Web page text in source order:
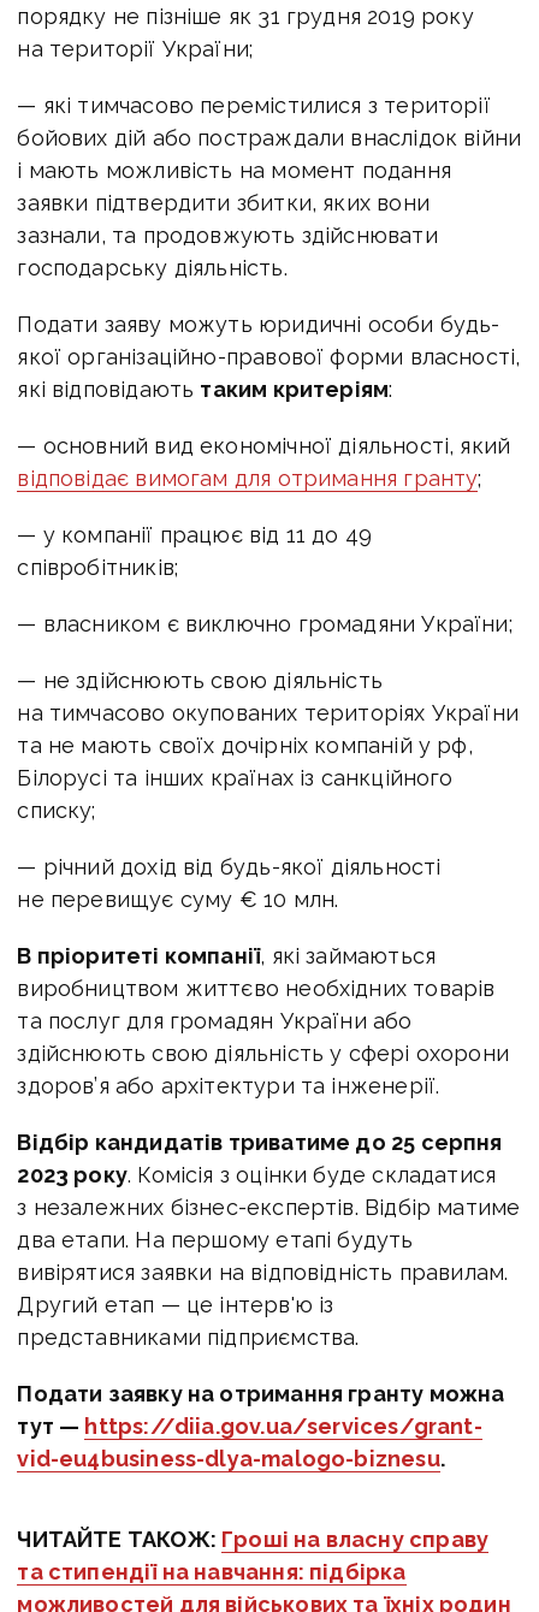
порядку не пізніше як 31 грудня 2019 року
на території України;
— які тимчасово перемістилися з території
бойових дій або постраждали внаслідок війни
і мають можливість на момент подання
заявки підтвердити збитки, яких вони
зазнали, та продовжують здійснювати
господарську діяльність.
Подати заяву можуть юридичні особи будь-
якої організаційно-правової форми власності,
які відповідають таким критеріям:
— основний вид економічної діяльності, який
відповідає вимогам для отримання гранту;
— у компанії працює від 11 до 49
співробітників;
— власником є виключно громадяни України;
— не здійснюють свою діяльність
на тимчасово окупованих територіях України
та не мають своїх дочірніх компаній у рф,
Білорусі та інших країнах із санкційного
списку;
— річний дохід від будь-якої діяльності
не перевищує суму € 10 млн.
В пріоритеті компанії, які займаються
виробництвом життєво необхідних товарів
та послуг для громадян України або
здійснюють свою діяльність у сфері охорони
здоров’я або архітектури та інженерії.
Відбір кандидатів триватиме до 25 серпня
2023 року. Комісія з оцінки буде складатися
з незалежних бізнес-експертів. Відбір матиме
два етапи. На першому етапі будуть
вивірятися заявки на відповідність правилам.
Другий етап — це інтерв'ю із
представниками підприємства.
Подати заявку на отримання гранту можна
тут — https://diia.gov.ua/services/grant-
vid-eu4business-dlya-malogo-biznesu.
ЧИТАЙТЕ ТАКОЖ: Гроші на власну справу
та стипендії на навчання: підбірка
можливостей для військових та їхніх родин